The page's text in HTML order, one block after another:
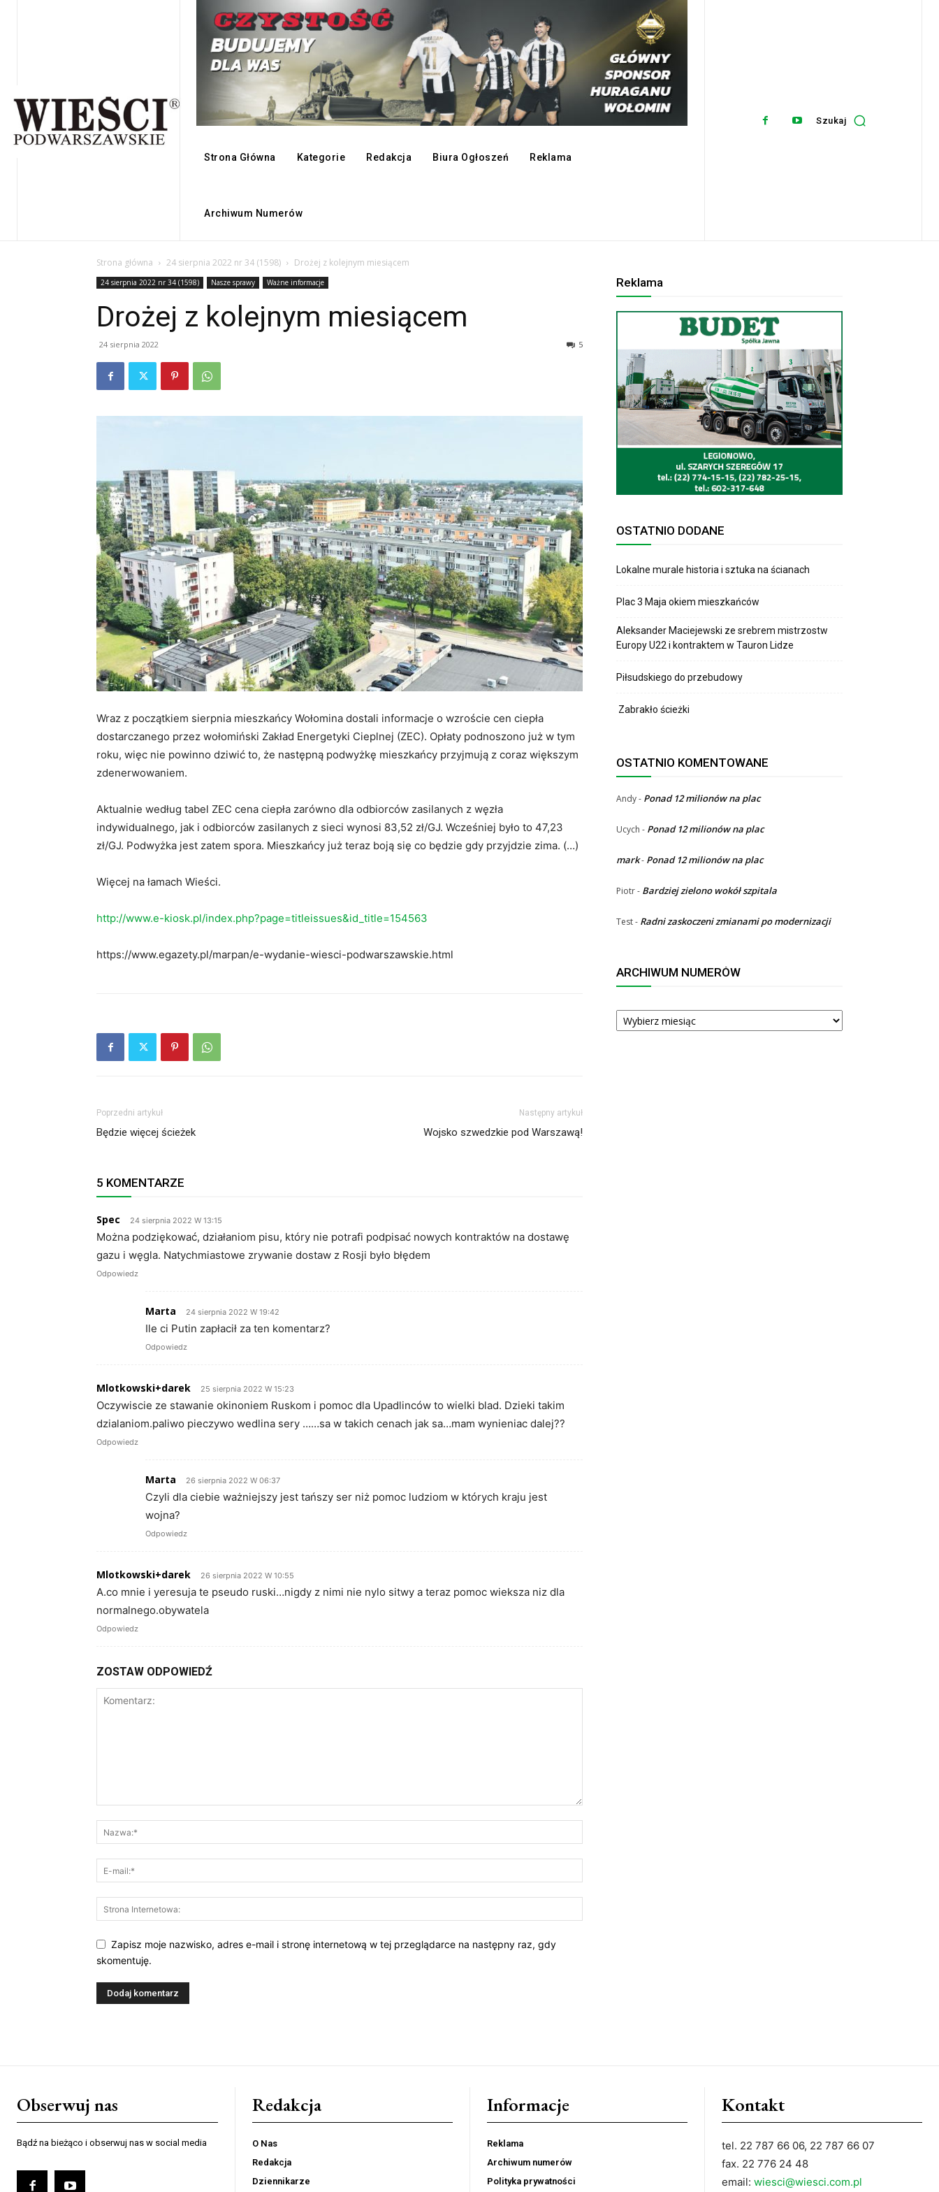
Strona Główna Kategorie Redakcja Biura Ogłoszeń Reklama
Archiwum Numerów
Szukaj
Strona główna 24 sierpnia 2022 nr 34 (1598) Drożej z kolejnym miesiącem
24 sierpnia 2022 nr 34 (1598) Nasze sprawy Ważne informacje
Drożej z kolejnym miesiącem
24 sierpnia 2022 5
Wraz z początkiem sierpnia mieszkańcy Wołomina dostali informacje o wzroście cen ciepła
dostarczanego przez wołomiński Zakład Energetyki Cieplnej (ZEC). Opłaty podnoszono już w tym
roku, więc nie powinno dziwić to, że następną podwyżkę mieszkańcy przyjmują z coraz większym
zdenerwowaniem.
Aktualnie według tabel ZEC cena ciepła zarówno dla odbiorców zasilanych z węzła
indywidualnego, jak i odbiorców zasilanych z sieci wynosi 83,52 zł/GJ. Wcześniej było to 47,23
zł/GJ. Podwyżka jest zatem spora. Mieszkańcy już teraz boją się co będzie gdy przyjdzie zima. (…)
Więcej na łamach Wieści.
http://www.e-kiosk.pl/index.php?page=titleissues&id_title=154563
https://www.egazety.pl/marpan/e-wydanie-wiesci-podwarszawskie.html
Poprzedni artykuł
Będzie więcej ścieżek
Następny artykuł
Wojsko szwedzkie pod Warszawą!
5 KOMENTARZE
Spec 24 sierpnia 2022 W 13:15
Można podziękować, działaniom pisu, który nie potrafi podpisać nowych kontraktów na dostawę
gazu i węgla. Natychmiastowe zrywanie dostaw z Rosji było błędem
Odpowiedz
Marta 24 sierpnia 2022 W 19:42
Ile ci Putin zapłacił za ten komentarz?
Odpowiedz
Mlotkowski+darek 25 sierpnia 2022 W 15:23
Oczywiscie ze stawanie okinoniem Ruskom i pomoc dla Upadlinców to wielki blad. Dzieki takim
dzialaniom.paliwo pieczywo wedlina sery ……sa w takich cenach jak sa…mam wynieniac dalej??
Odpowiedz
Marta 26 sierpnia 2022 W 06:37
Czyli dla ciebie ważniejszy jest tańszy ser niż pomoc ludziom w których kraju jest
wojna?
Odpowiedz
Mlotkowski+darek 26 sierpnia 2022 W 10:55
A.co mnie i yeresuja te pseudo ruski…nigdy z nimi nie nylo sitwy a teraz pomoc wieksza niz dla
normalnego.obywatela
Odpowiedz
ZOSTAW ODPOWIEDŹ
Zapisz moje nazwisko, adres e-mail i stronę internetową w tej przeglądarce na następny raz, gdy
skomentuję.
Reklama
OSTATNIO DODANE
Lokalne murale historia i sztuka na ścianach
Plac 3 Maja okiem mieszkańców
Aleksander Maciejewski ze srebrem mistrzostw
Europy U22 i kontraktem w Tauron Lidze
Piłsudskiego do przebudowy
Zabrakło ścieżki
OSTATNIO KOMENTOWANE
Andy- Ponad 12 milionów na plac
Ucych - Ponad 12 milionów na plac
mark- Ponad 12 milionów na plac
Piotr- Bardziej zielono wokół szpitala
Test- Radni zaskoczeni zmianami po modernizacji
ARCHIWUM NUMERÓW
ARCHIWUM
NUMERÓW
Obserwuj nas
Bądź na bieżąco i obserwuj nas w social media
Redakcja
O Nas
Redakcja
Dziennikarze
Informacje
Reklama
Archiwum numerów
Polityka prywatności
Kontakt
tel. 22 787 66 06, 22 787 66 07
fax. 22 776 24 48
email: wiesci@wiesci.com.pl